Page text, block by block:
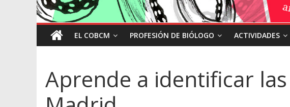
EL COBCM PROFESIÓN DE BIÓLOGO ACTIVIDADES
Aprende a identificar